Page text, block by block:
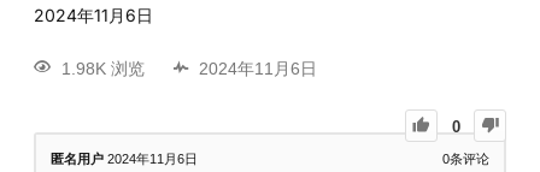
2024年11月6日
1.98K 浏览 2024年11月6日
0
匿名用户 2024年11月6日 0条评论